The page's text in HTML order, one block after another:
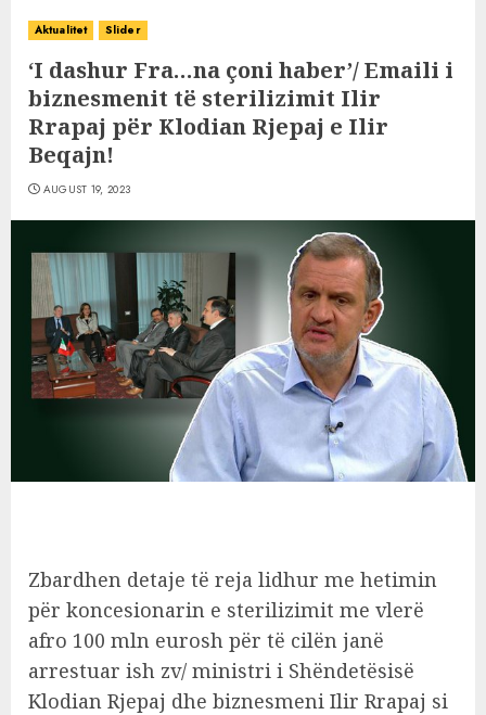
Aktualitet Slider
‘I dashur Fra…na çoni haber’/ Emaili i
biznesmenit të sterilizimit Ilir
Rrapaj për Klodian Rjepaj e Ilir
Beqajn!
AUGUST 19, 2023
Zbardhen detaje të reja lidhur me hetimin
për koncesionarin e sterilizimit me vlerë
afro 100 mln eurosh për të cilën janë
arrestuar ish zv/ ministri i Shëndetësisë
Klodian Rjepaj dhe biznesmeni Ilir Rrapaj si